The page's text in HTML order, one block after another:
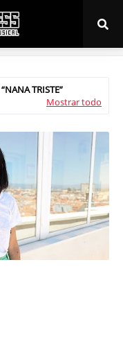
NANA TRISTE
Mostrar todo